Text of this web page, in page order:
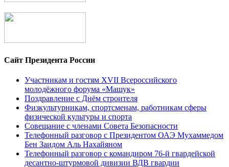
Сайт Президента России
Участникам и гостям XVII Всероссийского
молодёжного форума «Машук»
Поздравление с Днём строителя
Физкультурникам, спортсменам, работникам сферы
физической культуры и спорта
Совещание с членами Совета Безопасности
Телефонный разговор с Президентом ОАЭ Мухаммедом
Бен Заидом Аль Нахайяном
Телефонный разговор с командиром 76-й гвардейской
десантно-штурмовой дивизии ВДВ гвардии